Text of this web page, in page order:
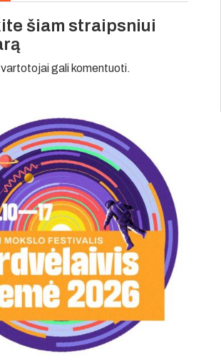
šiam straipsniui
vartotojai gali komentuoti.